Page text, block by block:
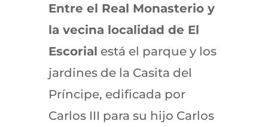
Entre el Real Monasterio y
la vecina localidad de El
Escorial está el parque y los
jardines de la Casita del
Príncipe, edificada por
Carlos III para su hijo Carlos